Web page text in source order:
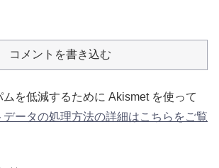
コメントを書き込む
を低減するために Akismet を使って
データの処理方法の詳細はこちらをご覧